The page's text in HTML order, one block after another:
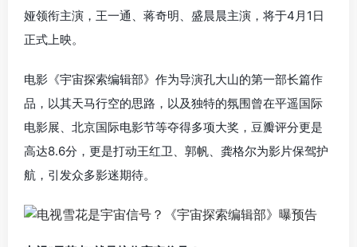
娅领衔主演，王一通、蒋奇明、盛晨晨主演，将于4月1日
正式上映。
电影《宇宙探索编辑部》作为导演孔大山的第一部长篇作
品，以其天马行空的思路，以及独特的氛围曾在平遥国际
电影展、北京国际电影节等夺得多项大奖，豆瓣评分更是
高达8.6分，更是打动王红卫、郭帆、龚格尔为影片保驾护
航，引发众多影迷期待。